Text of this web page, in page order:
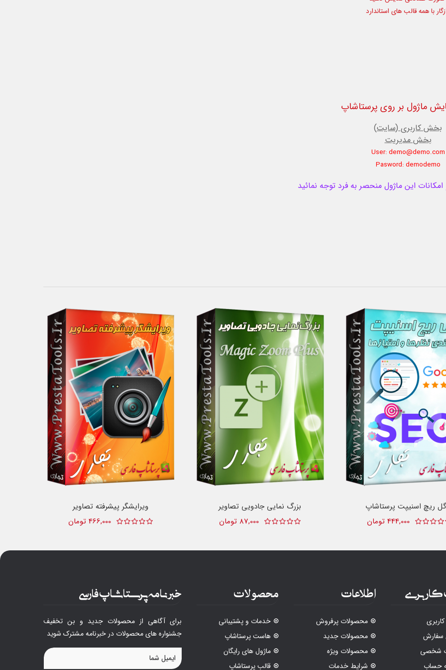
با همه قالب های استاندارد
ماژول بر روی پرستاشاپ
بخش کاربری (سایت)
بخش مدیریت
User: demo@demo.com
Pasword: demodemo
این ماژول منحصر به فرد توجه نمائید
ویرایشگر پیشرفته تصاویر
466,000 تومان
بزرگ نمایی جادویی تصاویر
87,000 تومان
ریچ اسنیپت پرستاشاپ
444,000 تومان
سفارش
شخصی
حساب
اطلاعات
محصولات پرفروش
محصولات جدید
محصولات ویژه
شرایط خدمات
محصولات
خدمات و پشتیبانی
هاست پرستاشاپ
ماژول های رایگان
قالب پرستاشاپ
خبرنامه پرستاشاپ فارسی
برای آگاهی از محصولات جدید و بن تخفیف
جشنواره های محصولات در خبرنامه مشترک شوید